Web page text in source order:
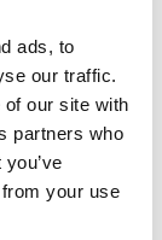
ads, to
our traffic.
our site with
partners who
your use
Pi.